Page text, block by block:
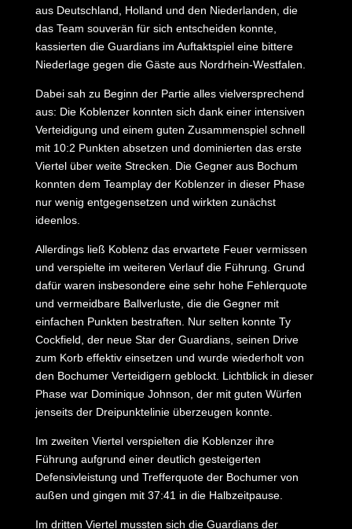
aus Deutschland, Holland und den Niederlanden, die
das Team souverän für sich entscheiden konnte,
kassierten die Guardians im Auftaktspiel eine bittere
Niederlage gegen die Gäste aus Nordrhein-Westfalen.
Dabei sah zu Beginn der Partie alles vielversprechend
aus: Die Koblenzer konnten sich dank einer intensiven
Verteidigung und einem guten Zusammenspiel schnell
mit 10:2 Punkten absetzen und dominierten das erste
Viertel über weite Strecken. Die Gegner aus Bochum
konnten dem Teamplay der Koblenzer in dieser Phase
nur wenig entgegensetzen und wirkten zunächst
ideenlos.
Allerdings ließ Koblenz das erwartete Feuer vermissen
und verspielte im weiteren Verlauf die Führung. Grund
dafür waren insbesondere eine sehr hohe Fehlerquote
und vermeidbare Ballverluste, die die Gegner mit
einfachen Punkten bestraften. Nur selten konnte Ty
Cockfield, der neue Star der Guardians, seinen Drive
zum Korb effektiv einsetzen und wurde wiederholt von
den Bochumer Verteidigern geblockt. Lichtblick in dieser
Phase war Dominique Johnson, der mit guten Würfen
jenseits der Dreipunktelinie überzeugen konnte.
Im zweiten Viertel verspielten die Koblenzer ihre
Führung aufgrund einer deutlich gesteigerten
Defensivleistung und Trefferquote der Bochumer von
außen und gingen mit 37:41 in die Halbzeitpause.
Im dritten Viertel mussten sich die Guardians der